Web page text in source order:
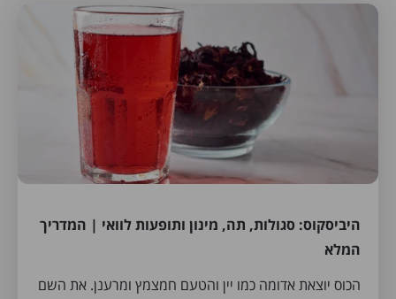
היביסקוס: סגולות, תה, מינון ותופעות לוואי | המדריך
המלא
הכוס יוצאת אדומה כמו יין והטעם חמצמץ ומרענן. את השם